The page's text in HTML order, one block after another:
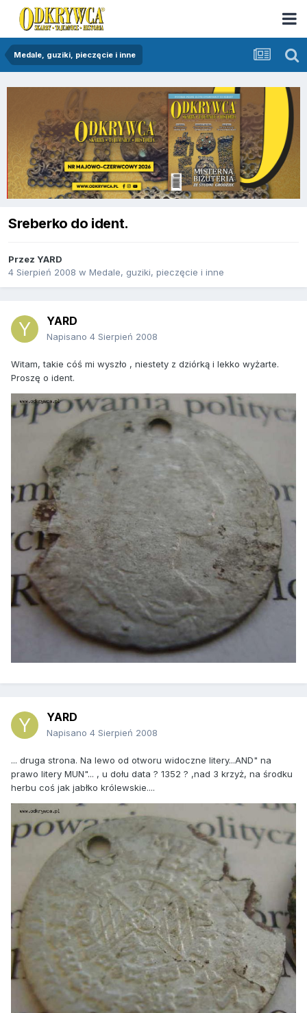
Medale, guziki, pieczęcie i inne
Sreberko do ident.
Przez YARD
4 Sierpień 2008 w Medale, guziki, pieczęcie i inne
YARD
Napisano 4 Sierpień 2008
Witam, takie cóś mi wyszło , niestety z dziórką i lekko wyżarte.
Proszę o ident.
YARD
Napisano 4 Sierpień 2008
... druga strona. Na lewo od otworu widoczne litery...AND" na
prawo litery MUN"... , u dołu data ? 1352 ? ,nad 3 krzyż, na środku
herbu coś jak jabłko królewskie....